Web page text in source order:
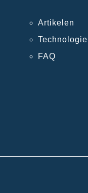
Artikelen
Technologie
FAQ